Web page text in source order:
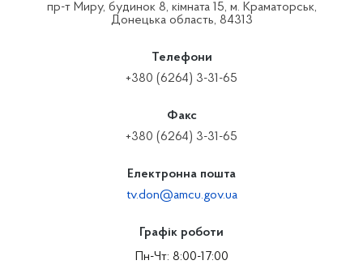
пр-т Миру, будинок 8, кімната 15, м. Краматорськ,
Донецька область, 84313
Телефони
+380 (6264) 3-31-65
Факс
+380 (6264) 3-31-65
Електронна пошта
tv.don@amcu.gov.ua
Графік роботи
Пн-Чт: 8:00-17:00